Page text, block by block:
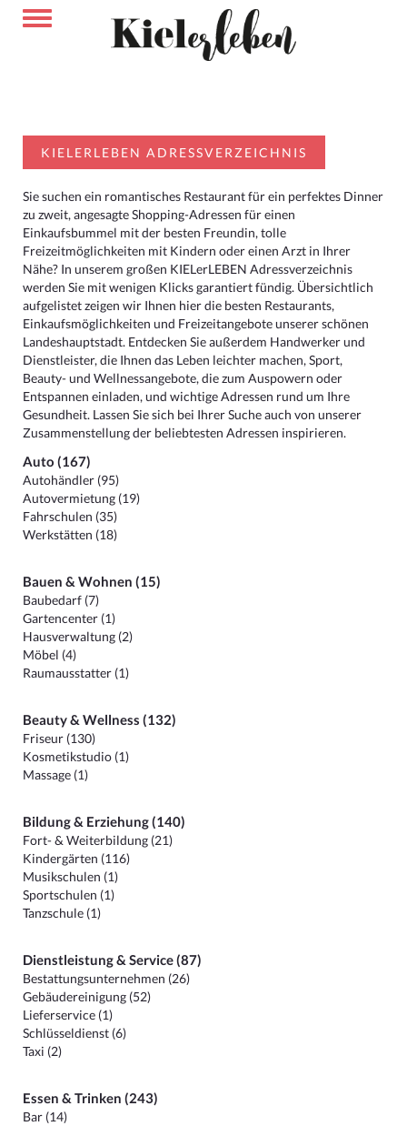
KIELERLEBEN ADRESSVERZEICHNIS
Sie suchen ein romantisches Restaurant für ein perfektes Dinner
zu zweit, angesagte Shopping-Adressen für einen
Einkaufsbummel mit der besten Freundin, tolle
Freizeitmöglichkeiten mit Kindern oder einen Arzt in Ihrer
Nähe? In unserem großen KIELerLEBEN Adressverzeichnis
werden Sie mit wenigen Klicks garantiert fündig. Übersichtlich
aufgelistet zeigen wir Ihnen hier die besten Restaurants,
Einkaufsmöglichkeiten und Freizeitangebote unserer schönen
Landeshauptstadt. Entdecken Sie außerdem Handwerker und
Dienstleister, die Ihnen das Leben leichter machen, Sport,
Beauty- und Wellnessangebote, die zum Auspowern oder
Entspannen einladen, und wichtige Adressen rund um Ihre
Gesundheit. Lassen Sie sich bei Ihrer Suche auch von unserer
Zusammenstellung der beliebtesten Adressen inspirieren.
Auto (167)
Autohändler (95)
Autovermietung (19)
Fahrschulen (35)
Werkstätten (18)
Bauen & Wohnen (15)
Baubedarf (7)
Gartencenter (1)
Hausverwaltung (2)
Möbel (4)
Raumausstatter (1)
Beauty & Wellness (132)
Friseur (130)
Kosmetikstudio (1)
Massage (1)
Bildung & Erziehung (140)
Fort- & Weiterbildung (21)
Kindergärten (116)
Musikschulen (1)
Sportschulen (1)
Tanzschule (1)
Dienstleistung & Service (87)
Bestattungsunternehmen (26)
Gebäudereinigung (52)
Lieferservice (1)
Schlüsseldienst (6)
Taxi (2)
Essen & Trinken (243)
Bar (14)